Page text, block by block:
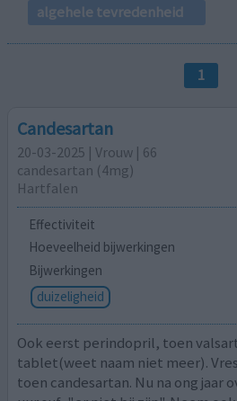
algehele tevredenheid
1
Candesartan
20-03-2025 | Vrouw | 66
candesartan (4mg)
Hartfalen
Effectiviteit
Hoeveelheid bijwerkingen
Bijwerkingen
duizeligheid
Ook eerst perindopril, toen
tablet(weet naam niet meer).
toen candesartan. Nu na ong jaar